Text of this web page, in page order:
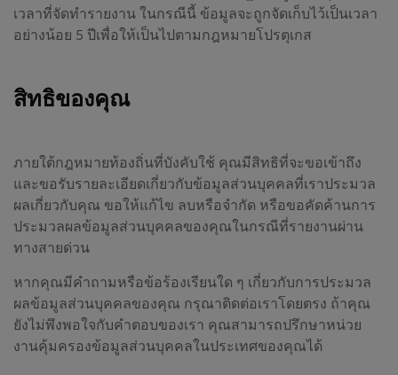
เวลาที่จัดทำรายงาน ในกรณีนี้ ข้อมูลจะถูกจัดเก็บไว้เป็นเวลา
อย่างน้อย 5 ปีเพื่อให้เป็นไปตามกฎหมายโปรตุเกส
สิทธิของคุณ
ภายใต้กฎหมายท้องถิ่นที่บังคับใช้ คุณมีสิทธิที่จะขอเข้าถึง
และขอรับรายละเอียดเกี่ยวกับข้อมูลส่วนบุคคลที่เราประมวล
ผลเกี่ยวกับคุณ ขอให้แก้ไข ลบหรือจำกัด หรือขอคัดค้านการ
ประมวลผลข้อมูลส่วนบุคคลของคุณในกรณีที่รายงานผ่าน
ทางสายด่วน
หากคุณมีคำถามหรือข้อร้องเรียนใด ๆ เกี่ยวกับการประมวล
ผลข้อมูลส่วนบุคคลของคุณ กรุณาติดต่อเราโดยตรง ถ้าคุณ
ยังไม่พึงพอใจกับคำตอบของเรา คุณสามารถปรึกษาหน่วย
งานคุ้มครองข้อมูลส่วนบุคคลในประเทศของคุณได้